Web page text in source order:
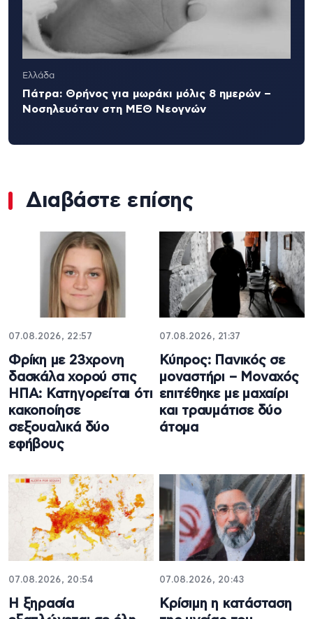
Ελλάδα
Πάτρα: Θρήνος για μωράκι μόλις 8 ημερών –
Νοσηλευόταν στη ΜΕΘ Νεογνών
Διαβάστε επίσης
07.08.2026, 22:57
Φρίκη με 23χρονη
δασκάλα χορού στις
ΗΠΑ: Κατηγορείται ότι
κακοποίησε
σεξουαλικά δύο
εφήβους
07.08.2026, 21:37
Κύπρος: Πανικός σε
μοναστήρι – Μοναχός
επιτέθηκε με μαχαίρι
και τραυμάτισε δύο
άτομα
07.08.2026, 20:54
Η ξηρασία
07.08.2026, 20:43
Κρίσιμη η κατάσταση